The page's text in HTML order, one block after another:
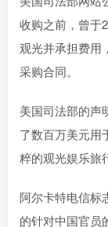
收购之前，曾于
观光并承担费用
采购合同。
美国司法部的声
了数百万美元用
粹的观光娱乐旅
阿尔卡特电信标
的针对中国官员